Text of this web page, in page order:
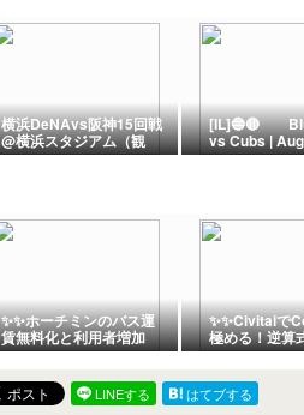
横浜DeNAvs阪神15回戦
@横浜スタジアム（観
戦）
[IL]🔵🔴
vs Cubs |
2026 |
Walk-Off
the Jays
✨✨ホーチミンのバス運
賃無料化と利用者増加
😊!!。
✨✨Civitaiで
極める！逆算
行の道🎨
LINEする
はてブする